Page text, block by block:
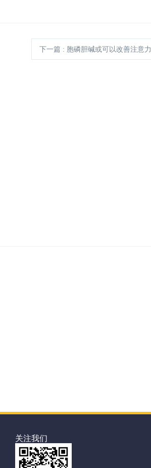
下一篇 : 胞磷胆碱或可以改善注意力
关注我们